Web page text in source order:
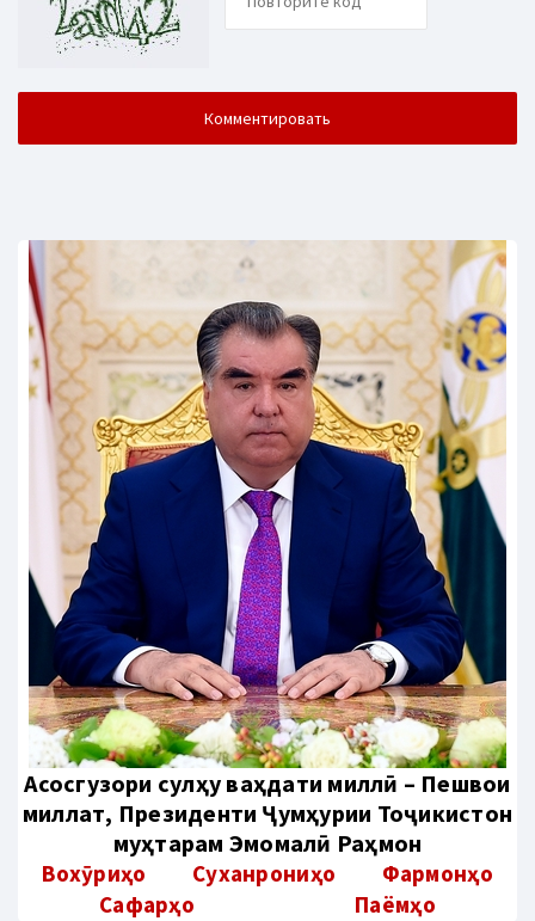
Aсосгузори сулҳу ваҳдати миллӣ – Пешвои
миллат, Президенти Ҷумҳурии Тоҷикистон
муҳтарам Эмомалӣ Раҳмон
Вохӯриҳо Суханрониҳо
Фармонҳо
Сафарҳо
Паёмҳо